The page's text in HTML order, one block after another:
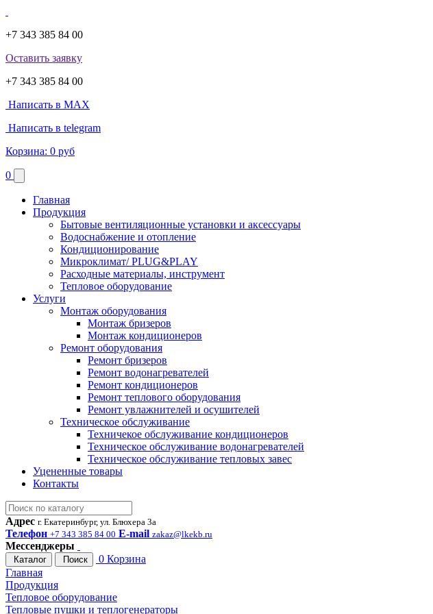
+7 343 385 84 00
Оставить заявку
+7 343 385 84 00
Написать в MAX
Написать в telegram
Корзина: 0 руб
0
Главная
Продукция
Бытовые вентиляционные установки и аксессуары
Водоснабжение и отопление
Кондиционирование
Микроклимат/ PLUG&PLAY
Расходные материалы, инструмент
Тепловое оборудование
Услуги
Монтаж оборудования
Монтаж бризеров
Монтаж кондиционеров
Ремонт оборудования
Ремонт бризеров
Ремонт водонагревателей
Ремонт кондиционеров
Ремонт теплового оборудования
Ремонт увлажнителей и осушителей
Техническое обслуживание
Техничекое обслуживание кондиционеров
Техническое обслуживание водонагревателей
Техническое обслуживание тепловых завес
Уцененные товары
Контакты
Адрес г. Екатеринбург, ул. Блюхера 3а
Телефон +7 343 385 84 00 E-mail zakaz@lkekb.ru
Мессенджеры
Каталог Поиск 0 Корзина
Главная
Продукция
Тепловое оборудование
Тепловые пушки и теплогенераторы